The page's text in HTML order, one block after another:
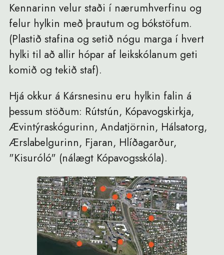
Kennarinn velur staði í nærumhverfinu og
felur hylkin með þrautum og bókstöfum.
(Plastið stafina og setið nógu marga í hvert
hylki til að allir hópar af leikskólanum geti
komið og tekið staf).
Hjá okkur á Kársnesinu eru hylkin falin á
þessum stöðum: Rútstún, Kópavogskirkja,
Ævintýraskógurinn, Andatjörnin, Hálsatorg,
Ærslabelgurinn, Fjaran, Hlíðagarður,
"Kisuróló" (nálægt Kópavogsskóla).